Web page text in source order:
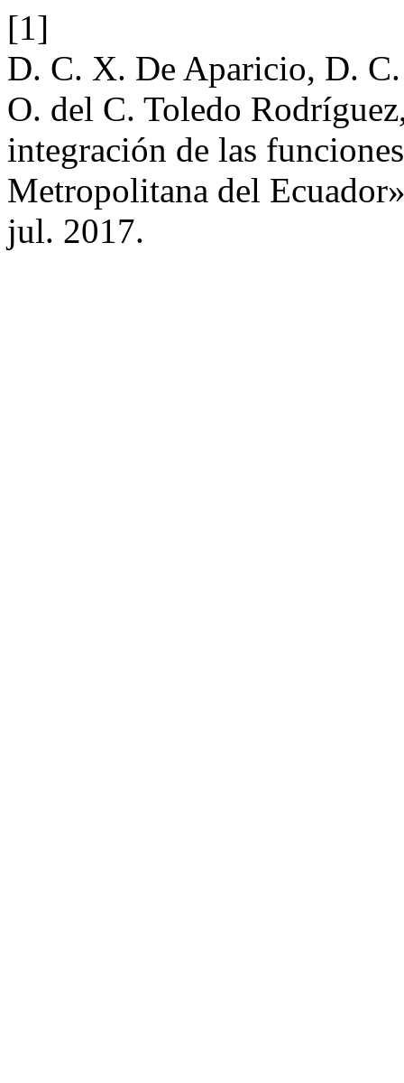
[1]
D. C. X. De Aparicio, D.
O. del C. Toledo
integración de las
Metropolitana del
jul. 2017.